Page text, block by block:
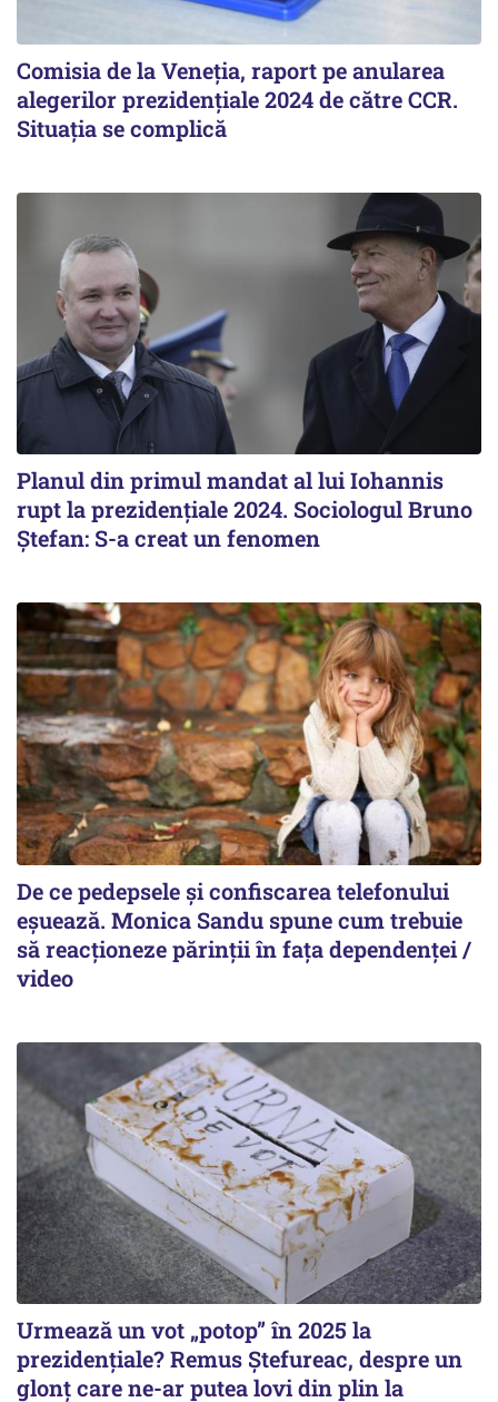
Comisia de la Veneția, raport pe anularea
alegerilor prezidențiale 2024 de către CCR.
Situația se complică
Planul din primul mandat al lui Iohannis
rupt la prezidențiale 2024. Sociologul Bruno
Ștefan: S-a creat un fenomen
De ce pedepsele și confiscarea telefonului
eșuează. Monica Sandu spune cum trebuie
să reacționeze părinții în fața dependenței /
video
Urmează un vot „potop” în 2025 la
prezidențiale? Remus Ștefureac, despre un
glonț care ne-ar putea lovi din plin la